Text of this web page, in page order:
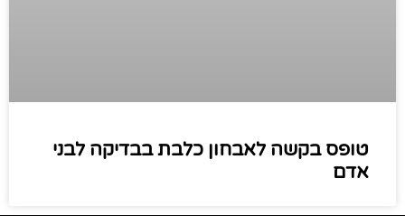
טופס בקשה לאבחון כלבת בבדיקה לבני
אדם